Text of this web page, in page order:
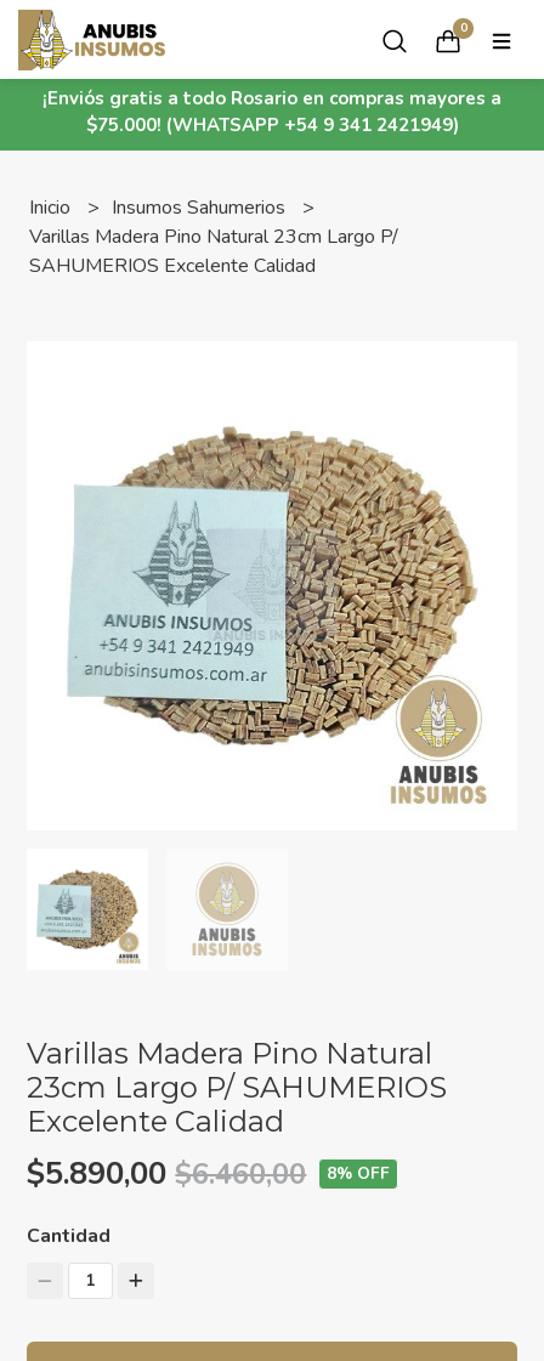
¡Enviós gratis a todo Rosario en compras mayores a
$75.000! (WHATSAPP +54 9 341 2421949)
0
Inicio
Insumos Sahumerios
Varillas Madera Pino Natural 23cm Largo P/
SAHUMERIOS Excelente Calidad
Varillas Madera Pino Natural
23cm Largo P/ SAHUMERIOS
Excelente Calidad
$5.890,00$6.460,00 8% OFF
Cantidad
1